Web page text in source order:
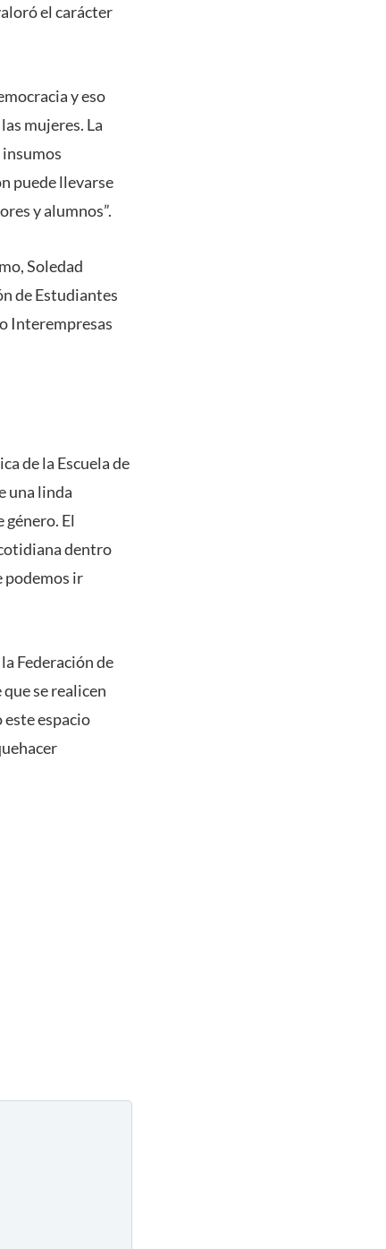
el carácter
y eso
mujeres. La
puede llevarse
y alumnos”.
Soledad
de Estudiantes
Interempresas
de la Escuela de
una linda
El
dentro
podemos ir
Federación de
se realicen
espacio